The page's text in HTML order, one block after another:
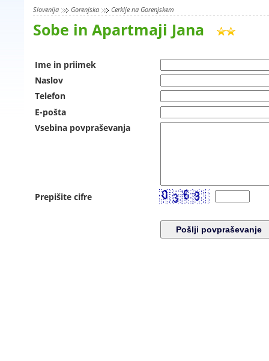
Slovenija Gorenjska Cerklje na Gorenjskem
Sobe in Apartmaji Jana
Ime in priimek
Naslov
Telefon
E-pošta
Vsebina povpraševanja
Prepišite cifre